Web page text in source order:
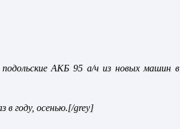
АКБ 95 а/ч из новых машин в
в году, осенью.[/grey]